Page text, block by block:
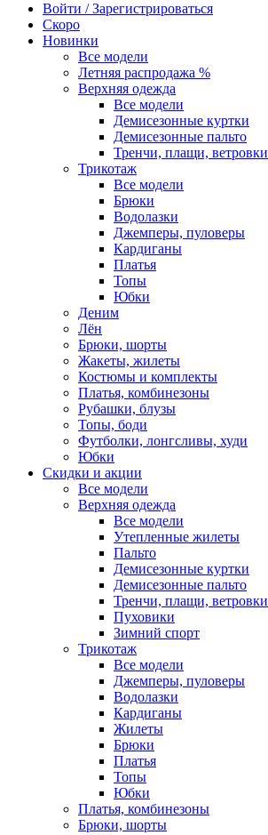
Войти / Зарегистрироваться
Скоро
Новинки
Все модели
Летняя распродажа %
Верхняя одежда
Все модели
Демисезонные куртки
Демисезонные пальто
Тренчи, плащи, ветровки
Трикотаж
Все модели
Брюки
Водолазки
Джемперы, пуловеры
Кардиганы
Платья
Топы
Юбки
Деним
Лён
Брюки, шорты
Жакеты, жилеты
Костюмы и комплекты
Платья, комбинезоны
Рубашки, блузы
Топы, боди
Футболки, лонгсливы, худи
Юбки
Скидки и акции
Все модели
Верхняя одежда
Все модели
Утепленные жилеты
Пальто
Демисезонные куртки
Демисезонные пальто
Тренчи, плащи, ветровки
Пуховики
Зимний спорт
Трикотаж
Все модели
Джемперы, пуловеры
Водолазки
Кардиганы
Жилеты
Брюки
Платья
Топы
Юбки
Платья, комбинезоны
Брюки, шорты